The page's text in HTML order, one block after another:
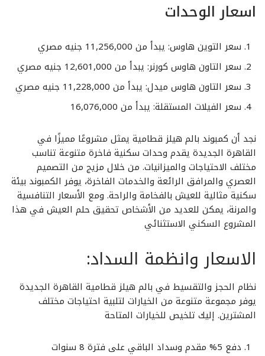
اسعار الوحدات
سعر التوين هاوس: يبدأ من 11,256,000 جنيه مصري
سعر التاون هاوس كورنر: يبدأ من 12,601,000 جنيه مصري
سعر التاون هاوس ميدل: يبدأ من 11,228,000 جنيه مصري
سعر الفيلات المستقلة: يبدأ من 16,076,000
نجد أن كمبوند بالم هيلز قطامية يمثل مشروعًا مميزًا في
القاهرة الجديدة يقدم وحدات سكنية فاخرة متنوعة تناسب
مختلف الاحتياجات والميزانيات. من خلال مزيج من التصميم
العصري والمرافق الرائعة والخدمات الفاخرة، يوفر الكمبوند بيئة
سكنية مثالية للعيش بالفخامة والراحة. ومع الأسعار التنافسية
والمرنة، يمكن للعديد من الأشخاص تحقيق حلم العيش في هذا
المشروع السكني الاستثنائي
الاسعار وانظمة السداد:
نظام الحجز والتقسيط في بالم هيلز قطامية القاهرة الجديدة
يوفر مجموعة متنوعة من الخيارات لتلبية احتياجات مختلف
المشترين. إليك تلخيص للخيارات المتاحة
دفع 5% مقدم وسداد الباقي على فترة 8 سنوات